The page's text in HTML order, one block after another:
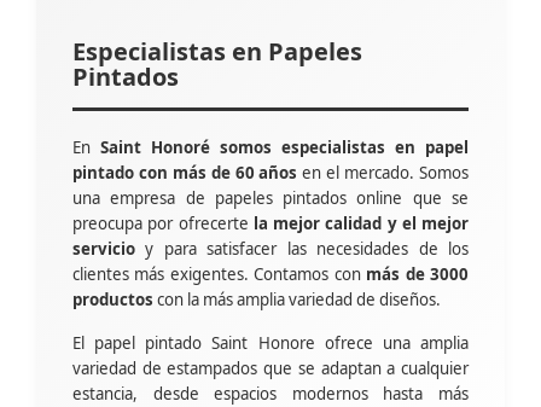
Especialistas en Papeles
Pintados
En Saint Honoré somos especialistas en papel
pintado con más de 60 años en el mercado. Somos
una empresa de papeles pintados online que se
preocupa por ofrecerte la mejor calidad y el mejor
servicio y para satisfacer las necesidades de los
clientes más exigentes. Contamos con más de 3000
productos con la más amplia variedad de diseños.
El papel pintado Saint Honore ofrece una amplia
variedad de estampados que se adaptan a cualquier
estancia, desde espacios modernos hasta más